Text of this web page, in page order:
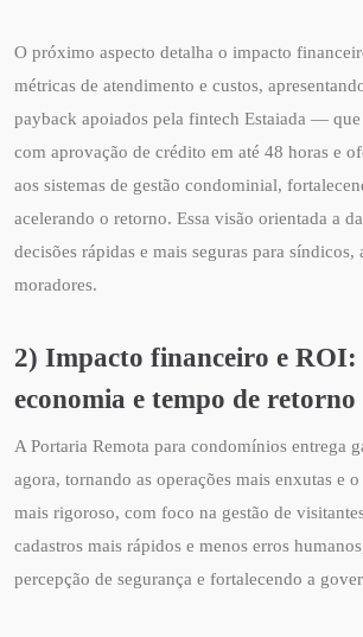
O próximo aspecto detalha o impacto
métricas de atendimento e custos,
payback apoiados pela fintech Estaiada — que
com aprovação de crédito em até 48 horas e
aos sistemas de gestão condominial,
acelerando o retorno. Essa visão orientada a
decisões rápidas e mais seguras para síndicos,
moradores.
2) Impacto financeiro e ROI:
economia e tempo de retorno
A Portaria Remota para condomínios entrega
agora, tornando as operações mais enxutas e
mais rigoroso, com foco na gestão de
cadastros mais rápidos e menos erros
percepção de segurança e fortalecendo a